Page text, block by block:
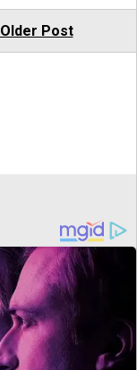
Older Post